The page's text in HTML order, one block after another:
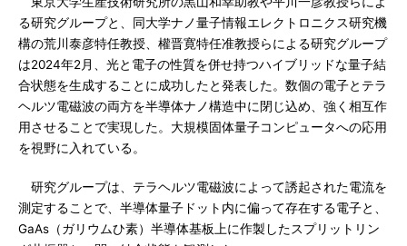
る研究グループと、同大学ナノ量子情報エレクトロニクス研究機
構の荒川泰彦特任教授、權晋寛特任准教授らによる研究グループ
は2024年2月、光と電子の性質を併せ持つハイブリッドな量子結
合状態を生成することに成功したと発表した。数個の電子とテラ
ヘルツ電磁波の両方を半導体ナノ構造中に閉じ込め、強く相互作
用させることで実現した。大規模固体量子コンピュータへの応用
を視野に入れている。
研究グループは、テラヘルツ電磁波によって誘起された電流を
測定することで、半導体量子ドット内に偏って存在する電子と、
GaAs（ガリウムひ素）半導体基板上に作製したスプリットリン